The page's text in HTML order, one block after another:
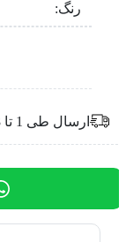
رنگ:
ارسال طی 1 تا 3 روز کاری